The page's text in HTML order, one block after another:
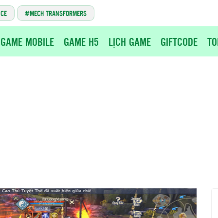
MECH TRANSFORMERS
GAME MOBILE GAME H5 LỊCH GAME GIFTCODE